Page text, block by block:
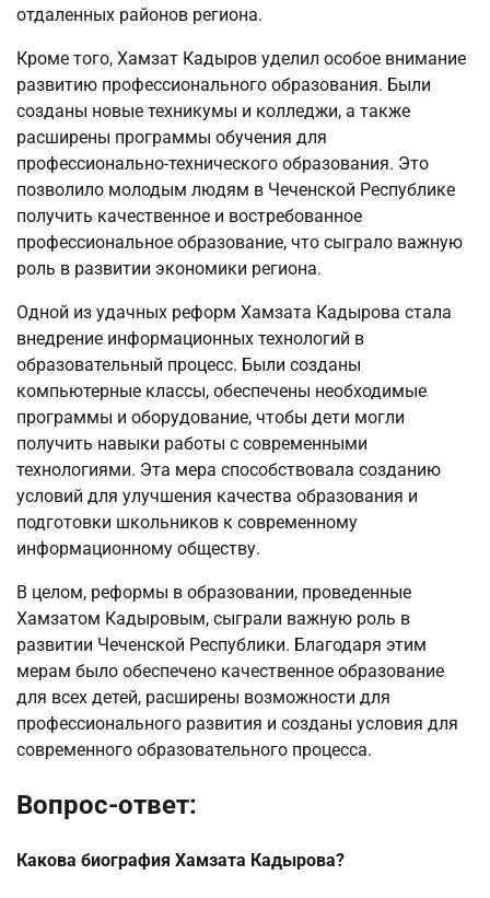
отдаленных районов региона.
Кроме того, Хамзат Кадыров уделил особое внимание
развитию профессионального образования. Были
созданы новые техникумы и колледжи, а также
расширены программы обучения для
профессионально-технического образования. Это
позволило молодым людям в Чеченской Республике
получить качественное и востребованное
профессиональное образование, что сыграло важную
роль в развитии экономики региона.
Одной из удачных реформ Хамзата Кадырова стала
внедрение информационных технологий в
образовательный процесс. Были созданы
компьютерные классы, обеспечены необходимые
программы и оборудование, чтобы дети могли
получить навыки работы с современными
технологиями. Эта мера способствовала созданию
условий для улучшения качества образования и
подготовки школьников к современному
информационному обществу.
В целом, реформы в образовании, проведенные
Хамзатом Кадыровым, сыграли важную роль в
развитии Чеченской Республики. Благодаря этим
мерам было обеспечено качественное образование
для всех детей, расширены возможности для
профессионального развития и созданы условия для
современного образовательного процесса.
Вопрос-ответ:
Какова биография Хамзата Кадырова?